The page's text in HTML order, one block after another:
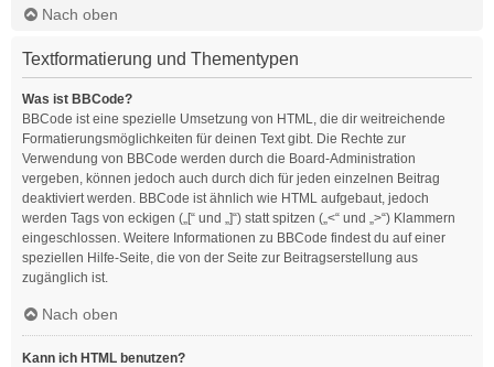
Nach oben
Textformatierung und Thementypen
Was ist BBCode?
BBCode ist eine spezielle Umsetzung von HTML, die dir weitreichende
Formatierungsmöglichkeiten für deinen Text gibt. Die Rechte zur
Verwendung von BBCode werden durch die Board-Administration
vergeben, können jedoch auch durch dich für jeden einzelnen Beitrag
deaktiviert werden. BBCode ist ähnlich wie HTML aufgebaut, jedoch
werden Tags von eckigen („[“ und „]“) statt spitzen („<“ und „>“) Klammern
eingeschlossen. Weitere Informationen zu BBCode findest du auf einer
speziellen Hilfe-Seite, die von der Seite zur Beitragserstellung aus
zugänglich ist.
Nach oben
Kann ich HTML benutzen?